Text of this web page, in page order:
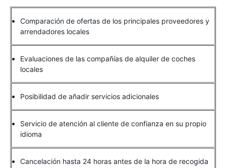
Comparación de ofertas de los principales proveedores y
arrendadores locales
Evaluaciones de las compañías de alquiler de coches
locales
Posibilidad de añadir servicios adicionales
Servicio de atención al cliente de confianza en su propio
idioma
Cancelación hasta 24 horas antes de la hora de recogida